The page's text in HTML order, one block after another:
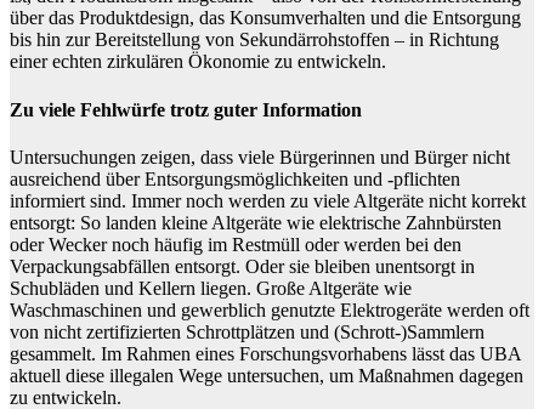
über das Produktdesign, das Konsumverhalten und die Entsorgung
bis hin zur Bereitstellung von Sekundärrohstoffen – in Richtung
einer echten zirkulären Ökonomie zu entwickeln.
Zu viele Fehlwürfe trotz guter Information
Untersuchungen zeigen, dass viele Bürgerinnen und Bürger nicht
ausreichend über Entsorgungsmöglichkeiten und -pflichten
informiert sind. Immer noch werden zu viele Altgeräte nicht korrekt
entsorgt: So landen kleine Altgeräte wie elektrische Zahnbürsten
oder Wecker noch häufig im Restmüll oder werden bei den
Verpackungsabfällen entsorgt. Oder sie bleiben unentsorgt in
Schubläden und Kellern liegen. Große Altgeräte wie
Waschmaschinen und gewerblich genutzte Elektrogeräte werden oft
von nicht zertifizierten Schrottplätzen und (Schrott-)Sammlern
gesammelt. Im Rahmen eines Forschungsvorhabens lässt das UBA
aktuell diese illegalen Wege untersuchen, um Maßnahmen dagegen
zu entwickeln.